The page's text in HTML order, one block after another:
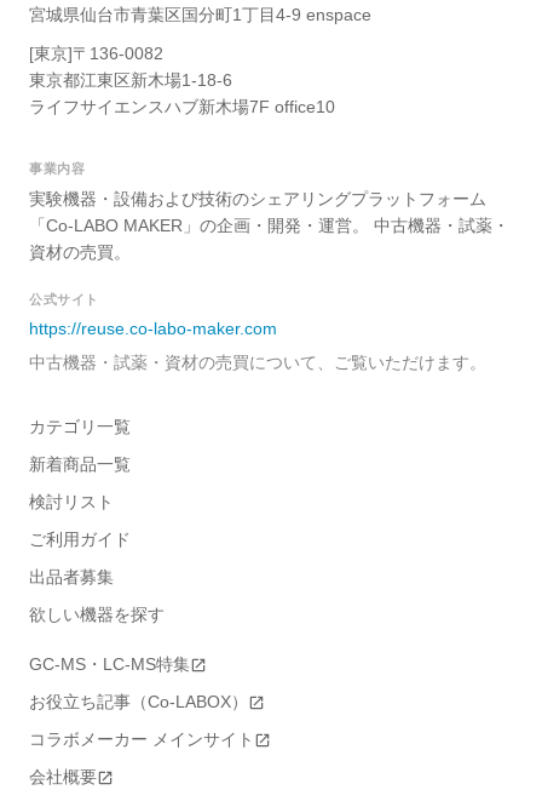
宮城県仙台市青葉区国分町1丁目4-9 enspace
[東京]〒136-0082
東京都江東区新木場1-18-6
ライフサイエンスハブ新木場7F office10
事業内容
実験機器・設備および技術のシェアリングプラットフォーム
「Co-LABO MAKER」の企画・開発・運営。 中古機器・試薬・
資材の売買。
公式サイト
https://reuse.co-labo-maker.com
中古機器・試薬・資材の売買について、ご覧いただけます。
カテゴリ一覧
新着商品一覧
検討リスト
ご利用ガイド
出品者募集
欲しい機器を探す
GC-MS・LC-MS特集
お役立ち記事（Co-LABOX）
コラボメーカー メインサイト
会社概要